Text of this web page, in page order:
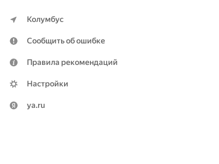
Колумбус
Сообщить об ошибке
Правила рекомендаций
Настройки
ya.ru